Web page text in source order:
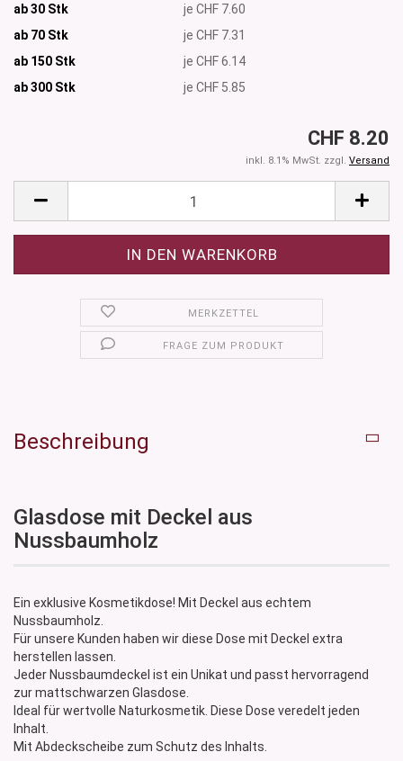
ab 30 Stk
je CHF 7.60
ab 70 Stk
je CHF 7.31
ab 150 Stk
je CHF 6.14
ab 300 Stk je CHF 5.85
CHF 8.20
inkl. 8.1% MwSt. zzgl. Versand
MERKZETTEL
FRAGE ZUM PRODUKT
Beschreibung
Glasdose mit Deckel aus
Nussbaumholz
Ein exklusive Kosmetikdose! Mit Deckel aus echtem
Nussbaumholz.
Für unsere Kunden haben wir diese Dose mit Deckel extra
herstellen lassen.
Jeder Nussbaumdeckel ist ein Unikat und passt hervorragend
zur mattschwarzen Glasdose.
Ideal für wertvolle Naturkosmetik. Diese Dose veredelt jeden
Inhalt.
Mit Abdeckscheibe zum Schutz des Inhalts.